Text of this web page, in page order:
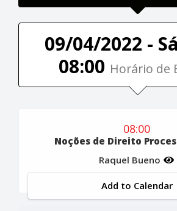
09/04/2022 -
08:00 Horário de
08:00
Noções de Direito
Raquel Bueno
Add to Calendar